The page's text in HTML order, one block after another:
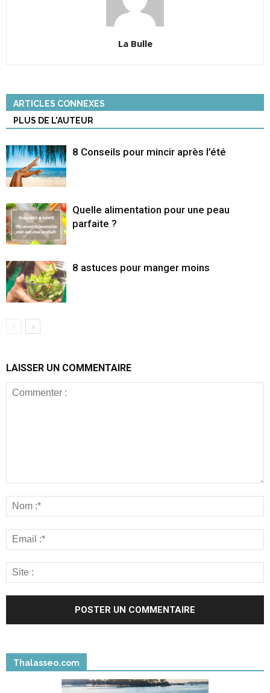
La Bulle
ARTICLES CONNEXES
PLUS DE L'AUTEUR
8 Conseils pour mincir après l’été
Quelle alimentation pour une peau
parfaite ?
8 astuces pour manger moins
LAISSER UN COMMENTAIRE
Thalasseo.com